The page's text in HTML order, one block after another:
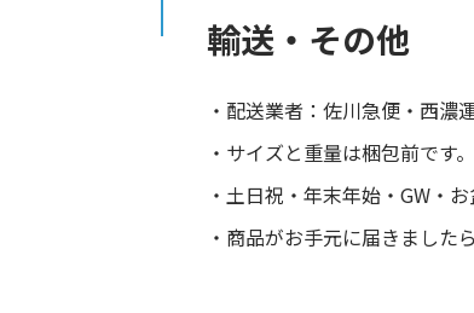
輸送・その他
配送業者：佐川急便・西濃
サイズと重量は梱包前です
土日祝・年末年始・GW・
商品がお手元に届きました